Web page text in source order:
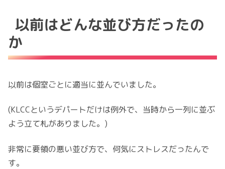
以前はどんな並び方だったの
か
以前は個室ごとに適当に並んでいました。
(KLCCというデパートだけは例外で、当時から一列に並ぶ
よう立て札がありました。)
非常に要領の悪い並び方で、何気にストレスだったんで
す。